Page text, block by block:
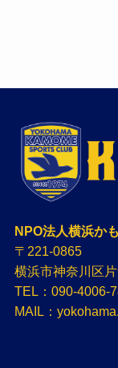
NPO法人横浜か
〒221-0865
横浜市神奈川区
TEL：090-4006-
MAIL：